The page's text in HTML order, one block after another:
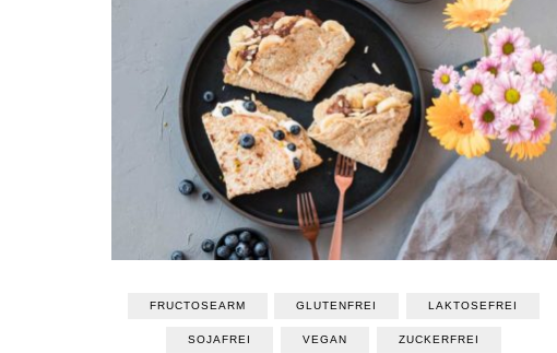
FRUCTOSEARM GLUTENFREI LAKTOSEFREI
SOJAFREI VEGAN ZUCKERFREI